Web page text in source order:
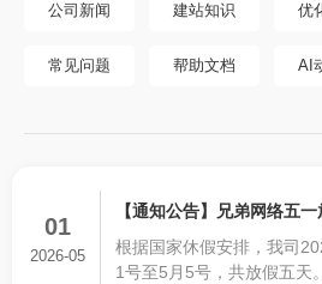
公司新闻 建站知识 优
常见问题 帮助文档 AI
01
2026-05
【通知公告】兄弟网络五
根据国家休假安排，我司
1号至5月5号，共放假五天。